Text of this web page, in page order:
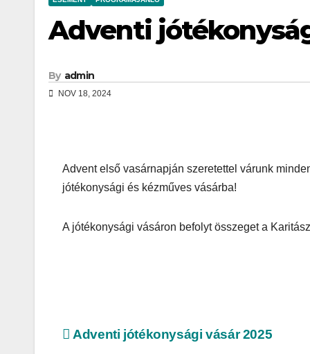
Adventi
By admin
NOV 18, 2024
Advent első vasárnapján szeretettel várunk
jótékonysági és kézműves vásárba!
A jótékonysági vásáron befolyt összeget a
Bejegyzés
Adventi jótékonysági vásár 2025